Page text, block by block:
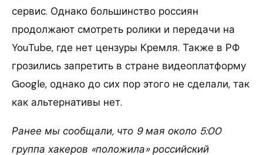
сервис. Однако большинство россиян
продолжают смотреть ролики и передачи на
YouTube, где нет цензуры Кремля. Также в РФ
грозились запретить в стране видеоплатформу
Google, однако до сих пор этого не сделали, так
как альтернативы нет.
Ранее мы сообщали, что 9 мая около 5:00
группа хакеров «положила» российский